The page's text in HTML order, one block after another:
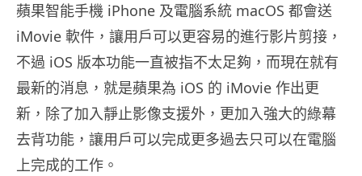
蘋果智能手機 iPhone 及電腦系統 macOS 都會送
iMovie 軟件，讓用戶可以更容易的進行影片剪接，
不過 iOS 版本功能一直被指不太足夠，而現在就有
最新的消息，就是蘋果為 iOS 的 iMovie 作出更
新，除了加入靜止影像支援外，更加入強大的綠幕
去背功能，讓用戶可以完成更多過去只可以在電腦
上完成的工作。